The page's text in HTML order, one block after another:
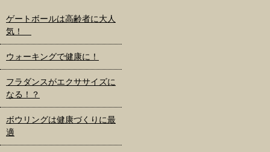
ゲートボールは高齢者に大人
気！
ウォーキングで健康に！
フラダンスがエクササイズに
なる！？
ボウリングは健康づくりに最
適